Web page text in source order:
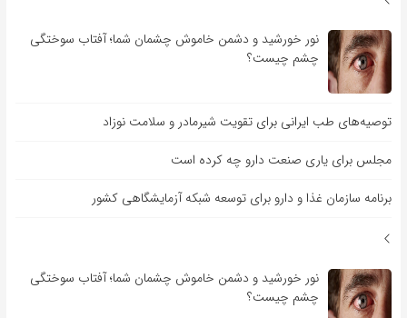
نور خورشید و دشمن خاموش چشمان شما؛ آفتاب سوختگی
چشم چیست؟
توصیه‌های طب ایرانی برای تقویت شیرمادر و سلامت نوزاد
مجلس برای یاری صنعت دارو چه کرده است
برنامه سازمان غذا و دارو برای توسعه شبکه آزمایشگاهی کشور
نور خورشید و دشمن خاموش چشمان شما؛ آفتاب سوختگی
چشم چیست؟